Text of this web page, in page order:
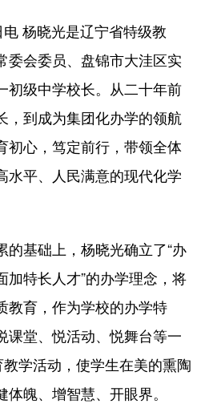
直播 无人机
上海 江苏
海南 重庆
云南 西藏
青海 宁夏
黑龙江
杨晓光是辽宁省特级教
委会委员、盘锦市大洼区实
初级中学校长。从二十年前
，到成为集团化办学的领航
初心，笃定前行，带领全体
水平、人民满意的现代化学
基础上，杨晓光确立了“办
加特长人才”的办学理念，将
教育，作为学校的办学特
课堂、悦活动、悦舞台等一
教学活动，使学生在美的熏陶
魄、增智慧、开眼界。